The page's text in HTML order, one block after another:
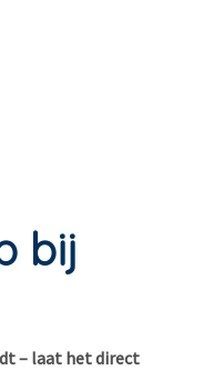
bij
– laat het direct